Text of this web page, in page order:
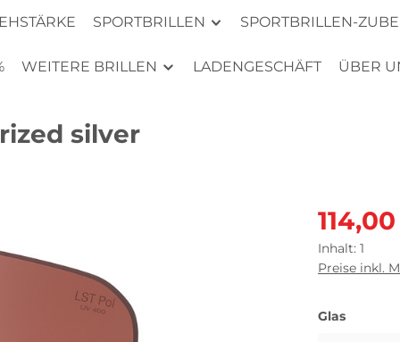
SPORTBRILLEN SPORTBRILLEN-
WEITERE BRILLEN LADENGESCHÄFT ÜBER
silver
Inhalt: 1
Preise inkl.
Glas